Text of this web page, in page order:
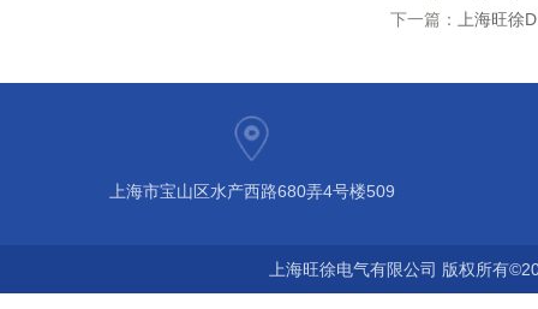
下一篇：
上海旺徐
上海市宝山区水产西路680弄4号楼509
上海旺徐电气有限公司 版权所有